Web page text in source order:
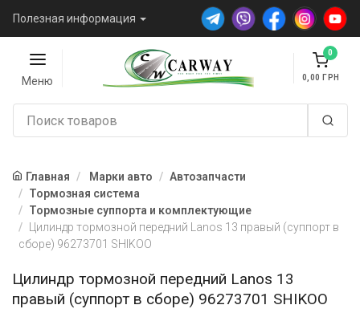
Полезная информация
Меню
0
0,00
Главная Марки авто
Автозапчасти
Тормозная система
Тормозные суппорта и комплектующие
Цилиндр тормозной передний Lanos 13 правый (суппорт в
сборе) 96273701 SHIKOO
Цилиндр тормозной передний Lanos 13
правый (суппорт в сборе) 96273701 SHIKOO